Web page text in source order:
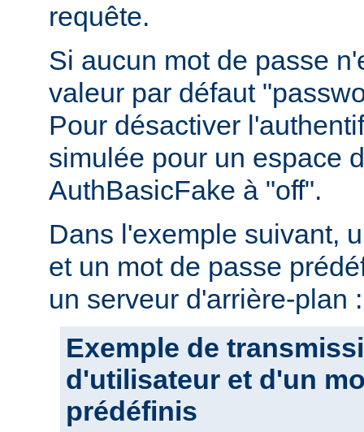
requête.
Si aucun mot de passe
valeur par défaut
Pour désactiver
simulée pour un espace
AuthBasicFake à "off".
Dans l'exemple suivant,
et un mot de passe
un serveur d'arrière-plan :
Exemple de
d'utilisateur et d'un
prédéfinis